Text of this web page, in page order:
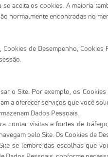
aceita os cookies. A maioria
normalmente encontradas no
de Desempenho,
o Site. Por exemplo, os
a oferecer serviços que você
Dados Pessoais.
contar visitas e fontes de
pelo Site. Os Cookies de
se lembre das escolhas que